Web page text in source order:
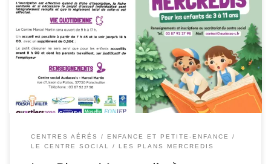
L’association Audaces’s propose cette année encore les
Plans Mercredis pour les enfants de 3 à 11 ans au Centre
Social Marcel Martin
Des activités variées, éducatives et
ludiques, dans un environnement bienveillant et sécurisé !
Au programme cette année :
École d’échecs
École
des robots
Ateliers FabLab (à […]
CENTRES AÉRÉS
ENFANCE ET PETITE-ENFANCE
LE CENTRE SOCIAL
LES PLANS MERCREDIS